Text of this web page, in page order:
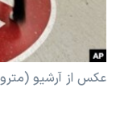
فرهنگ و زندگی
حقوق شهروندی
اقتصادی
مستندها
انتخابات ریاست
حمله جمهوری
دنبال کنید
عکس از آرشیو